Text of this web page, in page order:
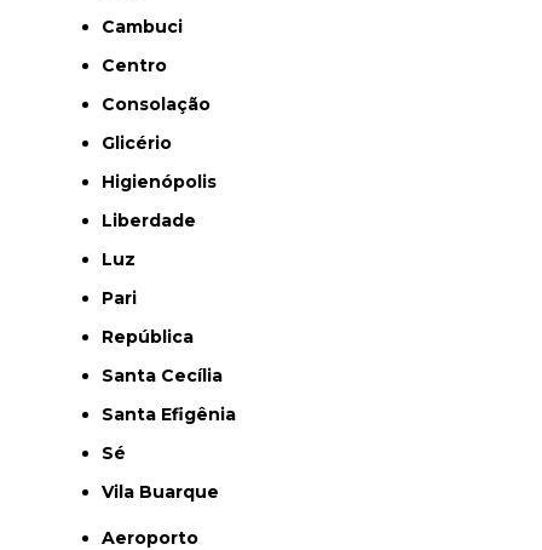
Cambuci
Centro
Consolação
Glicério
Higienópolis
Liberdade
Luz
Pari
República
Santa Cecília
Santa Efigênia
Sé
Vila Buarque
Aeroporto